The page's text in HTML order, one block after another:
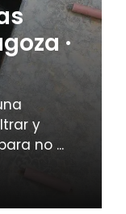
·
y
no ...